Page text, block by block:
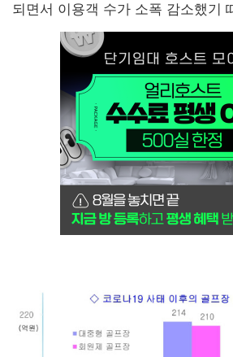
되면서 이용객 수가 소폭 감소했기